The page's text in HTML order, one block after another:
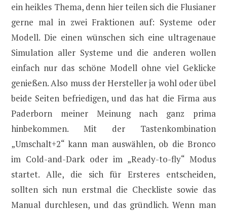
ein heikles Thema, denn hier teilen sich die Flusianer
gerne mal in zwei Fraktionen auf: Systeme oder
Modell. Die einen wünschen sich eine ultragenaue
Simulation aller Systeme und die anderen wollen
einfach nur das schöne Modell ohne viel Geklicke
genießen. Also muss der Hersteller ja wohl oder übel
beide Seiten befriedigen, und das hat die Firma aus
Paderborn meiner Meinung nach ganz prima
hinbekommen. Mit der Tastenkombination
„Umschalt+2“ kann man auswählen, ob die Bronco
im Cold-and-Dark oder im „Ready-to-fly“ Modus
startet. Alle, die sich für Ersteres entscheiden,
sollten sich nun erstmal die Checkliste sowie das
Manual durchlesen, und das gründlich. Wenn man